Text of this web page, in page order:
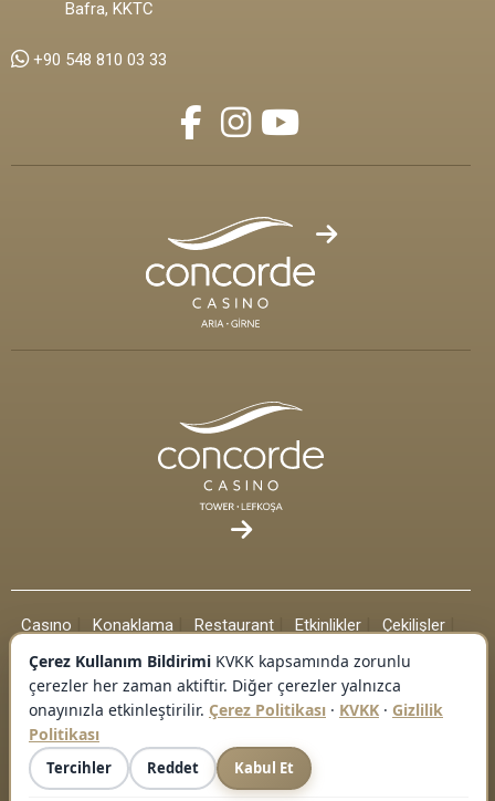
Bafra, KKTC
+90 548 810 03 33
casino konaklama restaurant etki̇nli̇kler
çeki̇li̇şler
Çerez Kullanım Bildirimi KVKK kapsamında zorunlu
çerezler her zaman aktiftir. Diğer çerezler yalnızca
onayınızla etkinleştirilir. Çerez Politikası · KVKK · Gizlilik
Politikası
Tercihler Reddet Kabul Et